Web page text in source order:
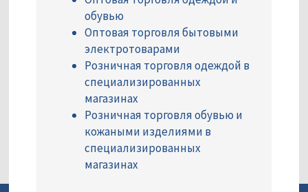
обувью
Оптовая торговля бытовыми
электротоварами
Розничная торговля одеждой в
специализированных
магазинах
Розничная торговля обувью и
кожаными изделиями в
специализированных
магазинах